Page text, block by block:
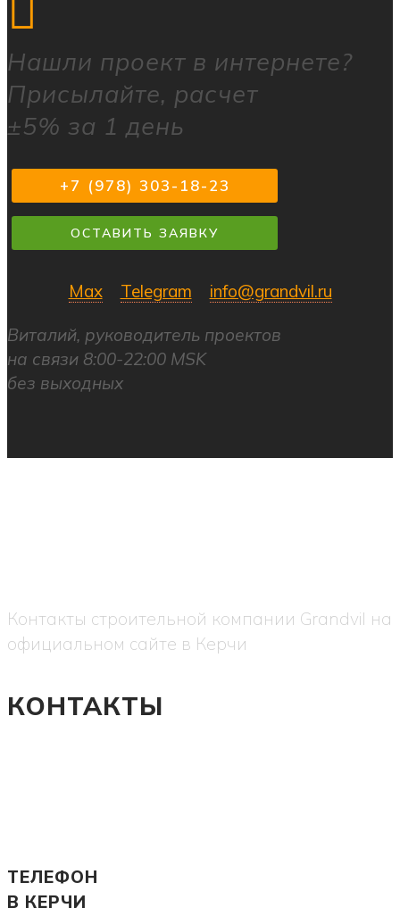
Нашли проект в интернете?
Присылайте, расчет
±5% за 1 день
+7 (978) 303-18-23
ОСТАВИТЬ ЗАЯВКУ
Max Telegram info@grandvil.ru
Виталий, руководитель проектов
на связи 8:00-22:00 MSK
без выходных
Контакты строительной компании Grandvil на
официальном сайте в Керчи
КОНТАКТЫ
ТЕЛЕФОН
В КЕРЧИ